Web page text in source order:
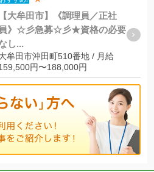
【大牟田市】《調理員／正社
員》☆彡急募☆彡★資格の必要
し...
牟田市沖田町510番地 / 月給
円〜188,000円